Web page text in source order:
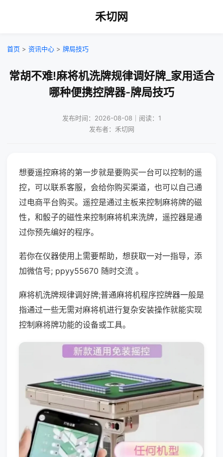
禾切网
首页 > 资讯中心 > 牌局技巧
常胡不难!麻将机洗牌规律调好牌_家用适合
哪种便携控牌器-牌局技巧
发布时间：2026-08-08｜阅读：1
发布者：禾切网
想要遥控麻将的第一步就是要购买一台可以控制的遥
控，可以联系客服，会给你购买渠道，也可以自己通
过电商平台购买。遥控是通过主板来控制麻将牌的磁
性，和骰子的磁性来控制麻将机来洗牌，遥控器是通
过你预先编好的程序。
若你在仪器使用上需要帮助，想获取一对一指导，添
加微信号; ppyy55670 随时交流 。
麻将机洗牌规律调好牌;普通麻将机程序控牌器一般是
指通过一些无需对麻将机进行复杂安装操作就能实现
控制麻将牌功能的设备或工具。